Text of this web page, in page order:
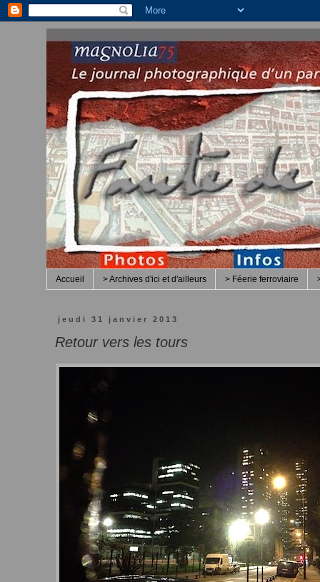
Accueil > Archives d'ici et d'ailleurs > Féerie ferroviaire
jeudi 31 janvier 2013
Retour vers les tours